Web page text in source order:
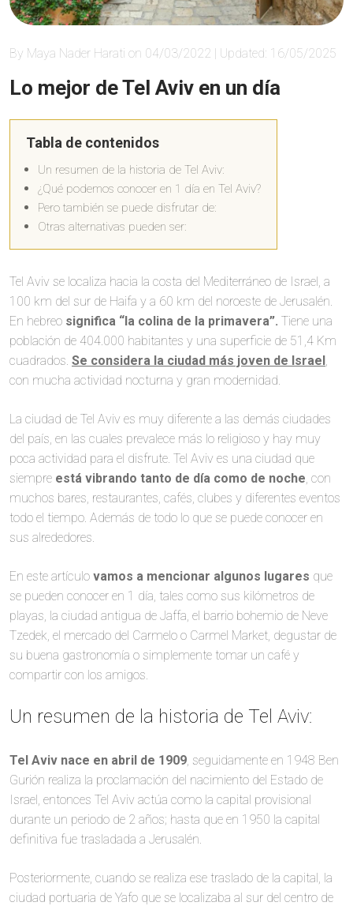
By Maya Nader Harati on 04/03/2022 | Updated: 16/05/2025
Lo mejor de Tel Aviv en un día
Tabla de contenidos
Un resumen de la historia de Tel Aviv:
¿Qué podemos conocer en 1 día en Tel Aviv?
Pero también se puede disfrutar de:
Otras alternativas pueden ser:
Tel Aviv se localiza hacia la costa del Mediterráneo de Israel, a
100 km del sur de Haifa y a 60 km del noroeste de Jerusalén.
En hebreo significa “la colina de la primavera”. Tiene una
población de 404.000 habitantes y una superficie de 51,4 Km
cuadrados. Se considera la ciudad más joven de Israel
con mucha actividad nocturna y gran modernidad.
La ciudad de Tel Aviv es muy diferente a las demás ciudades
del país, en las cuales prevalece más lo religioso y hay muy
poca actividad para el disfrute. Tel Aviv es una ciudad que
siempre está vibrando tanto de día como de noche , con
muchos bares, restaurantes, cafés, clubes y diferentes eventos
todo el tiempo. Además de todo lo que se puede conocer en
sus alrededores.
En este artículo vamos a mencionar algunos lugares que
se pueden conocer en 1 día, tales como sus kilómetros de
playas, la ciudad antigua de Jaffa, el barrio bohemio de Neve
Tzedek, el mercado del Carmelo o Carmel Market, degustar de
su buena gastronomía o simplemente tomar un café y
compartir con los amigos.
Un resumen de la historia de Tel Aviv:
Tel Aviv nace en abril de 1909 , seguidamente en 1948 Ben
Gurión realiza la proclamación del nacimiento del Estado de
Israel, entonces Tel Aviv actúa como la capital provisional
durante un periodo de 2 años; hasta que en 1950 la capital
definitiva fue trasladada a Jerusalén.
Posteriormente, cuando se realiza ese traslado de la capital, la
ciudad portuaria de Yafo que se localizaba al sur del centro de